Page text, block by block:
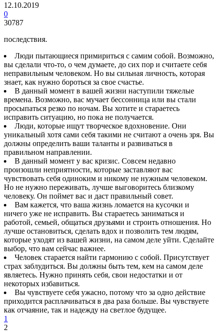
12.10.2019
0
30787
последствия.
Люди пытающиеся примириться с самим собой. Возможно,
вы сделали что-то, о чем думаете, до сих пор и считаете себя
неправильным человеком. Но вы сильная личность, которая
знает, как нужно бороться за свое счастье.
В данный момент в вашей жизни наступили тяжелые
времена. Возможно, вас мучает бессонница или вы стали
просыпаться резко по ночам. Вы хотите и стараетесь
исправить ситуацию, но пока не получается.
Люди, которые ищут творческое вдохновение. Они
уникальный хотя сами себя такими не считают а очень зря. Вы
должны определить ваши таланты и развиваться в
правильном направлении.
В данный момент у вас кризис. Совсем недавно
произошли неприятности, которые заставляют вас
чувствовать себя одиноким и никому не нужным человеком.
Но не нужно переживать, лучше выговоритесь близкому
человеку. Он поймет вас и даст правильный совет.
Вам кажется, что ваша жизнь ломается на кусочки и
ничего уже не исправить. Вы стараетесь заниматься и
работой, семьей, общаться друзьями и строить отношения. Но
лучше остановиться, сделать вдох и позволить тем людям,
которые уходят из вашей жизни, на самом деле уйти. Сделайте
выбор, что вам сейчас важнее.
Человек старается найти гармонию с собой. Присутствует
страх заблудиться. Вы должны быть тем, кем на самом деле
являетесь. Нужно принять себя, свои недостатки и от
некоторых избавиться.
Вы чувствуете себя ужасно, потому что за одно действие
приходится расплачиваться в два раза больше. Вы чувствуете
как отчаяние, так и надежду на светлое будущее.
1
2